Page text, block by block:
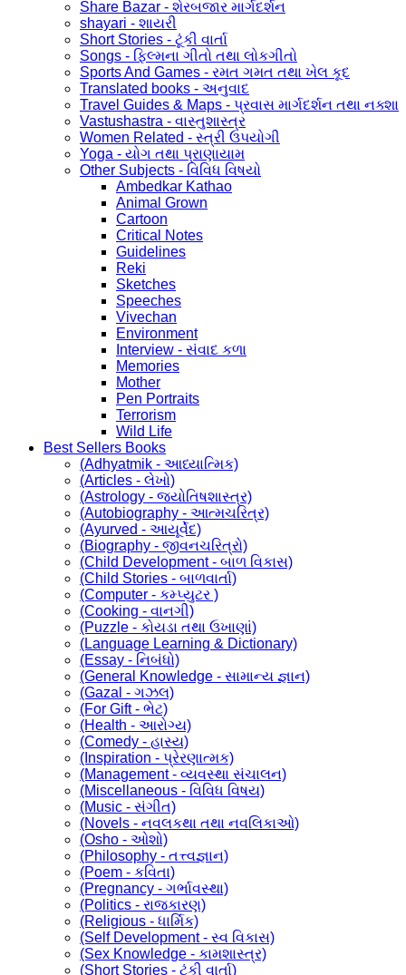
Share Bazar - શેરબજાર માર્ગદર્શન
shayari - શાયરી
Short Stories - ટૂંકી વાર્તા
Songs - ફિલ્મના ગીતો તથા લોકગીતો
Sports And Games - રમત ગમત તથા ખેલ કૂદ
Translated books - અનુવાદ
Travel Guides & Maps - પ્રવાસ માર્ગદર્શન તથા નક્શા
Vastushastra - વાસ્તુશાસ્ત્ર
Women Related - સ્ત્રી ઉપયોગી
Yoga - યોગ તથા પ્રાણાયામ
Other Subjects - વિવિધ વિષયો
Ambedkar Kathao
Animal Grown
Cartoon
Critical Notes
Guidelines
Reki
Sketches
Speeches
Vivechan
Environment
Interview - સંવાદ કળા
Memories
Mother
Pen Portraits
Terrorism
Wild Life
Best Sellers Books
(Adhyatmik - આધ્યાત્મિક)
(Articles - લેખો)
(Astrology - જ્યોતિષશાસ્ત્ર)
(Autobiography - આત્મચરિત્ર)
(Ayurved - આયૂર્વેદ)
(Biography - જીવનચરિત્રો)
(Child Development - બાળ વિકાસ)
(Child Stories - બાળવાર્તા)
(Computer - કમ્પ્યુટર )
(Cooking - વાનગી)
(Puzzle - કોયડા તથા ઉખાણાં)
(Language Learning & Dictionary)
(Essay - નિબંધો)
(General Knowledge - સામાન્ય જ્ઞાન)
(Gazal - ગઝલ)
(For Gift - ભેટ)
(Health - આરોગ્ય)
(Comedy - હાસ્ય)
(Inspiration - પ્રેરણાત્મક)
(Management - વ્યવસ્થા સંચાલન)
(Miscellaneous - વિવિધ વિષય)
(Music - સંગીત)
(Novels - નવલકથા તથા નવલિકાઓ)
(Osho - ઓશો)
(Philosophy - તત્ત્વજ્ઞાન)
(Poem - કવિતા)
(Pregnancy - ગર્ભાવસ્થા)
(Politics - રાજકારણ)
(Religious - ધાર્મિક)
(Self Development - સ્વ વિકાસ)
(Sex Knowledge - કામશાસ્ત્ર)
(Short Stories - ટૂંકી વાર્તા)